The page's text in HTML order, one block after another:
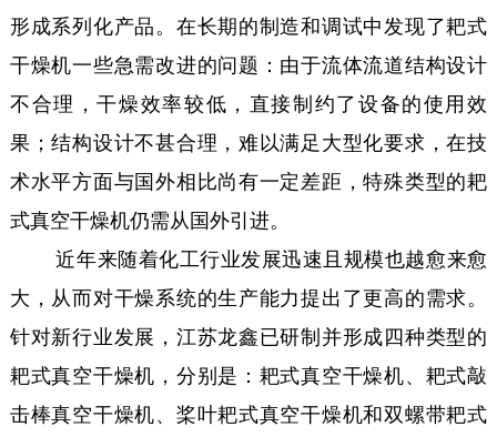
形成系列化产品。在长期的制造和调试中发现了耙式
干燥机一些急需改进的问题：由于流体流道结构设计
不合理，干燥效率较低，直接制约了设备的使用效
果；结构设计不甚合理，难以满足大型化要求，在技
术水平方面与国外相比尚有一定差距，特殊类型的耙
式真空干燥机仍需从国外引进。
近年来随着化工行业发展迅速且规模也越愈来愈
大，从而对干燥系统的生产能力提出了更高的需求。
针对新行业发展，江苏龙鑫已研制并形成四种类型的
耙式真空干燥机，分别是：耙式真空干燥机、耙式敲
击棒真空干燥机、桨叶耙式真空干燥机和双螺带耙式